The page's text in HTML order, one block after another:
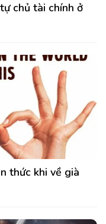
chủ tài chính ở
thức khi về già